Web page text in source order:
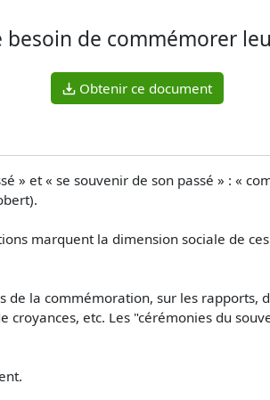
de commémorer
Obtenir ce document
» et « se souvenir de son passé » : «
marquent la dimension sociale de
de la commémoration, sur les
croyances, etc. Les "cérémonies du